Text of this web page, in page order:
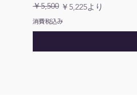
通常価格
￥5,500 ￥5,225より
セール価格
消費税込み